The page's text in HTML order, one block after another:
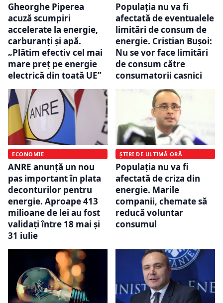
Gheorghe Piperea
acuză scumpiri
accelerate la energie,
carburanți și apă.
„Plătim efectiv cel mai
mare preț pe energie
electrică din toată UE”
Populația nu va fi
afectată de eventualele
limitări de consum de
energie. Cristian Bușoi:
Nu se vor face limitări
de consum către
consumatorii casnici
ECONOMIE
ANRE anunță un nou
pas important în plata
deconturilor pentru
energie. Aproape 413
milioane de lei au fost
validați între 18 mai și
31 iulie
ȘTIRI DE ULTIMĂ ORĂ
Populația nu va fi
afectată de criza din
energie. Marile
companii, chemate să
reducă voluntar
consumul